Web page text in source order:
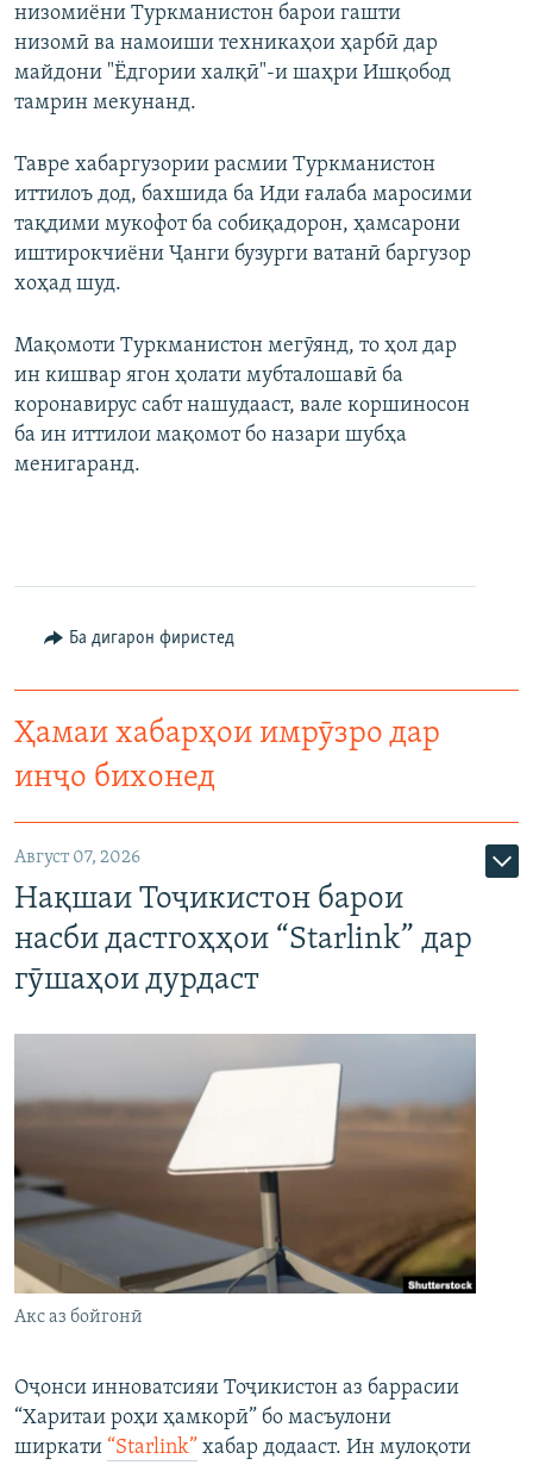
низомиёни Туркманистон барои гашти
низомӣ ва намоиши техникаҳои ҳарбӣ дар
майдони "Ёдгории халқӣ"-и шаҳри Ишқобод
тамрин мекунанд.
Тавре хабаргузории расмии Туркманистон
иттилоъ дод, бахшида ба Иди ғалаба маросими
тақдими мукофот ба собиқадорон, ҳамсарони
иштирокчиёни Ҷанги бузурги ватанӣ баргузор
хоҳад шуд.
Мақомоти Туркманистон мегӯянд, то ҳол дар
ин кишвар ягон ҳолати мубталошавӣ ба
коронавирус сабт нашудааст, вале коршиносон
ба ин иттилои мақомот бо назари шубҳа
менигаранд.
Ба дигарон фиристед
Ҳамаи хабарҳои имрӯзро дар
инҷо бихонед
Август 07, 2026
Нақшаи Тоҷикистон барои
насби дастгоҳҳои “Starlink” дар
гӯшаҳои дурдаст
Акс аз бойгонӣ
Оҷонси инноватсияи Тоҷикистон аз баррасии
“Харитаи роҳи ҳамкорӣ” бо масъулони
ширкати “Starlink” хабар додааст. Ин мулоқоти